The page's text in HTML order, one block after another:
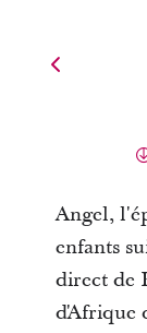
Angel,
enfants
direct de
d'Afrique